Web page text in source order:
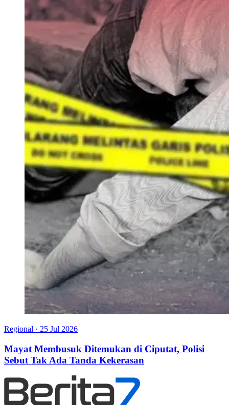
Regional · 25 Jul 2026
Mayat Membusuk Ditemukan di Ciputat, Polisi
Sebut Tak Ada Tanda Kekerasan